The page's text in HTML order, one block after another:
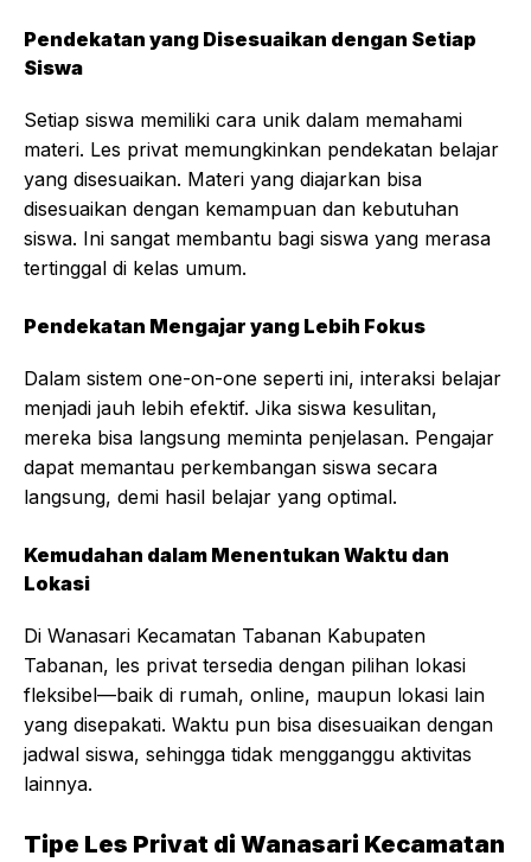
Pendekatan yang Disesuaikan dengan Setiap
Siswa
Setiap siswa memiliki cara unik dalam memahami
materi. Les privat memungkinkan pendekatan belajar
yang disesuaikan. Materi yang diajarkan bisa
disesuaikan dengan kemampuan dan kebutuhan
siswa. Ini sangat membantu bagi siswa yang merasa
tertinggal di kelas umum.
Pendekatan Mengajar yang Lebih Fokus
Dalam sistem one-on-one seperti ini, interaksi belajar
menjadi jauh lebih efektif. Jika siswa kesulitan,
mereka bisa langsung meminta penjelasan. Pengajar
dapat memantau perkembangan siswa secara
langsung, demi hasil belajar yang optimal.
Kemudahan dalam Menentukan Waktu dan
Lokasi
Di Wanasari Kecamatan Tabanan Kabupaten
Tabanan, les privat tersedia dengan pilihan lokasi
fleksibel—baik di rumah, online, maupun lokasi lain
yang disepakati. Waktu pun bisa disesuaikan dengan
jadwal siswa, sehingga tidak mengganggu aktivitas
lainnya.
Tipe Les Privat di Wanasari Kecamatan